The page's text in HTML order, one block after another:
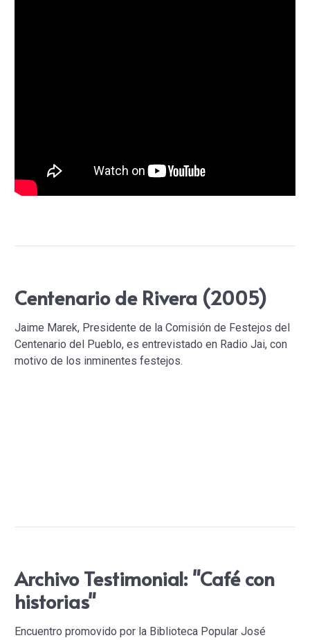
Centenario de Rivera (2005)
Jaime Marek, Presidente de la Comisión de Festejos del
Centenario del Pueblo, es entrevistado en Radio Jai, con
motivo de los inminentes festejos.
Archivo Testimonial: "Café con
historias"
Encuentro promovido por la Biblioteca Popular José